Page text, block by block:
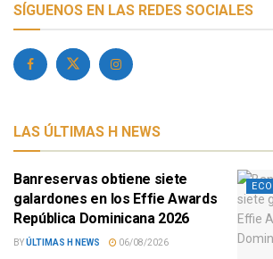
SÍGUENOS EN LAS REDES SOCIALES
LAS ÚLTIMAS H NEWS
Banreservas obtiene siete
galardones en los Effie Awards
República Dominicana 2026
BYÚLTIMAS H NEWS 06/08/2026